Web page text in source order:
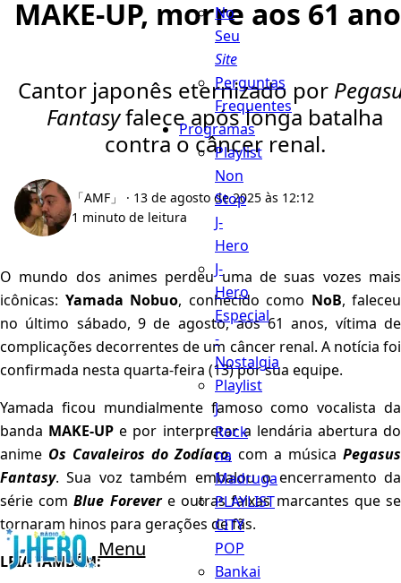
Menu
No
Seu
Site
Perguntas
Frequentes
Programas
Playlist
Non
Stop
J-
Hero
J-
Hero
Especial
-
Nostalgia
Playlist
J
Rock
na
Madruga
PLAYLIST
CITY
POP
Bankai
MAKE-UP, morre aos 61
Cantor japonês eternizado por
Fantasyfalece após longa batalha
contra o câncer renal.
「AMF」
· 13 de agosto de 2025 às 12:12
1 minuto de leitura
O mundo dos animes perdeu uma de suas vozes mais
icônicas: Yamada Nobuo, conhecido como NoB, faleceu
no último sábado, 9 de agosto, aos 61 anos, vítima de
complicações decorrentes de um câncer renal. A notícia foi
confirmada nesta quarta-feira (13) por sua equipe.
Yamada ficou mundialmente famoso como vocalista da
banda MAKE-UP e por interpretar a lendária abertura do
anime Os Cavaleiros do Zodíaco, com a música Pegasus
Fantasy. Sua voz também embalou o encerramento da
série comBlue Forevere outras faixas marcantes que se
tornaram hinos para gerações de fãs.
LEIA TAMBÉM: